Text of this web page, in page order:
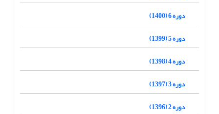
دوره 6 (1400)
دوره 5 (1399)
دوره 4 (1398)
دوره 3 (1397)
دوره 2 (1396)